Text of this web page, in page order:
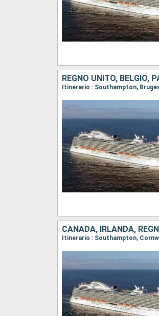
REGNO UNITO, BELGIO,